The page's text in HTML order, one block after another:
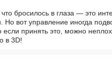
бросилось в глаза — это
вот управление иногда
принять это, можно
в 3D!